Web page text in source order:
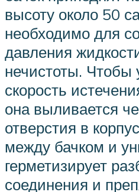
высоту около 50
необходимо для
давления
нечистоты. Чтобы
скорость
она выливается
отверстия в
между бачком и
герметизирует
соединения и